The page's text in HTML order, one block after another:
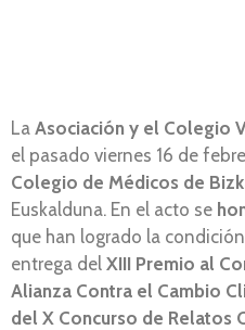
La Asociación y el Colegio
el pasado viernes 16 de
Colegio de Médicos de
Euskalduna. En el acto se
que han logrado la
entrega del XIII Premio al
Alianza Contra el Cambio
del X Concurso de Relatos